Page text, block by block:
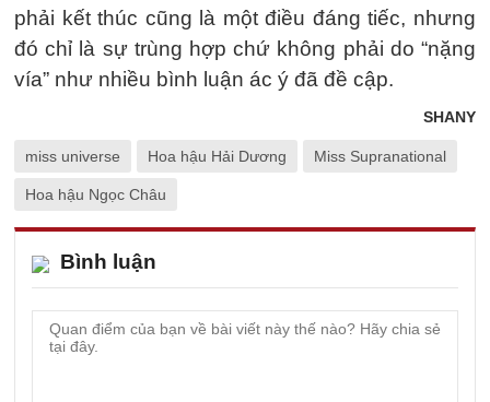
phải kết thúc cũng là một điều đáng tiếc, nhưng
đó chỉ là sự trùng hợp chứ không phải do “nặng
vía” như nhiều bình luận ác ý đã đề cập.
SHANY
miss universe Hoa hậu Hải Dương Miss Supranational
Hoa hậu Ngọc Châu
Bình luận